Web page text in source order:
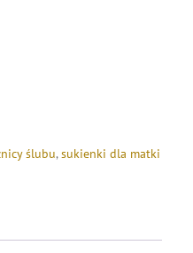
ślubu, sukienki dla matki